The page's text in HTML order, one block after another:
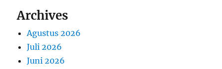
Archives
Agustus 2026
Juli 2026
Juni 2026